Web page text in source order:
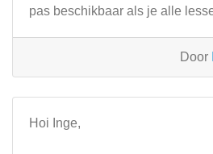
pas beschikbaar als je alle
Door
Hoi Inge,